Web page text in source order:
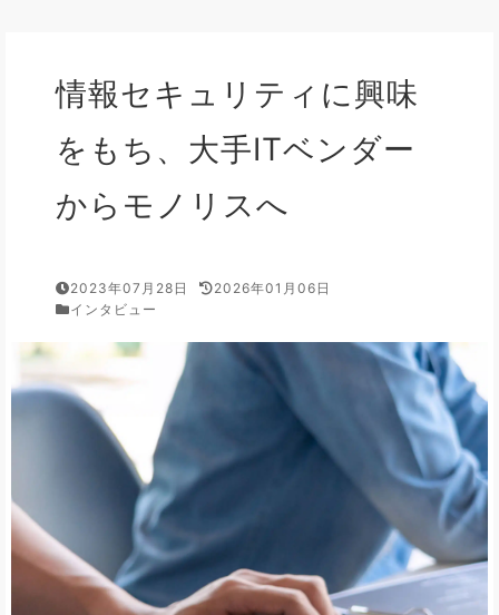
情報セキュリティに興味
をもち、大手ITベンダー
からモノリスへ
2023年07月28日
2026年01月06日
インタビュー